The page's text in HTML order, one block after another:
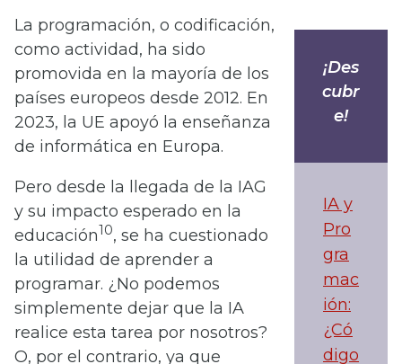
¡Des
cubr
e!
IA y
Pro
gra
mac
ión:
¿Có
digo
La programación, o codificación,
como actividad, ha sido
promovida en la mayoría de los
países europeos desde 2012. En
2023, la UE apoyó la enseñanza
de informática en Europa.
Pero desde la llegada de la IAG
y su impacto esperado en la
educación10, se ha cuestionado
la utilidad de aprender a
programar. ¿No podemos
simplemente dejar que la IA
realice esta tarea por nosotros?
O, por el contrario, ya que